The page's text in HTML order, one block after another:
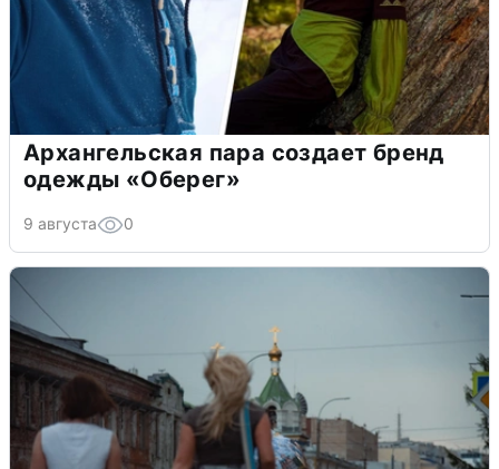
Архангельская пара создает бренд
одежды «Оберег»
9 августа 0